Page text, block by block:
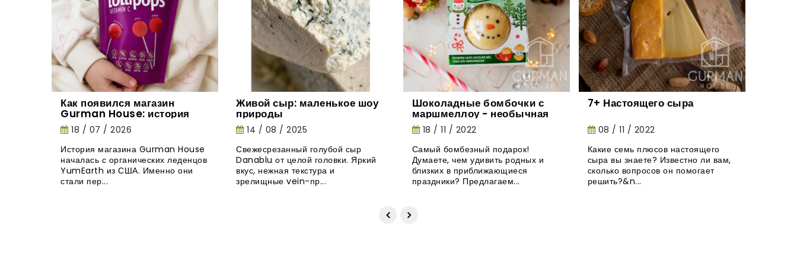
Как появился магазин
Gurman House: история
органических леденцов
YumEarth
18 / 07 / 2026
История магазина Gurman House
началась с органических леденцов
YumEarth из США. Именно они
стали пер...
Живой сыр: маленькое шоу
природы
14 / 08 / 2025
Свежесрезанный голубой сыр
Danablu от целой головки. Яркий
вкус, нежная текстура и
зрелищные vein-пр...
Шоколадные бомбочки с
маршмеллоу - необычная
новинка из Великобритания.
18 / 11 / 2022
Самый бомбезный подарок!
Думаете, чем удивить родных и
близких в приближающиеся
праздники? Предлагаем...
7+ Настоящего сыра
08 / 11 / 2022
Какие семь плюсов настоящего
сыра вы знаете? Известно ли вам,
сколько вопросов он помогает
решить?&n...